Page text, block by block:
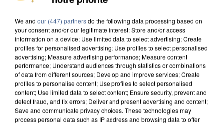
MAFIA INTERPELLÉ EN ALGÉRIE
We and our (447) partnersdo the following data processing based on
your consent and/or our legitimate interest: Store and/or access
information on a device; Use limited data to select advertising; Create
profiles for personalised advertising; Use profiles to select personalised
advertising; Measure advertising performance; Measure content
performance; Understand audiences through statistics or combinations
of data from different sources; Develop and improve services; Create
profiles to personalise content; Use profiles to select personalised
content; Use limited data to select content; Ensure security, prevent and
detect fraud, and fix errors; Deliver and present advertising and content;
Save and communicate privacy choices. These technologies may
process personal data such as IP address and browsing data to offer